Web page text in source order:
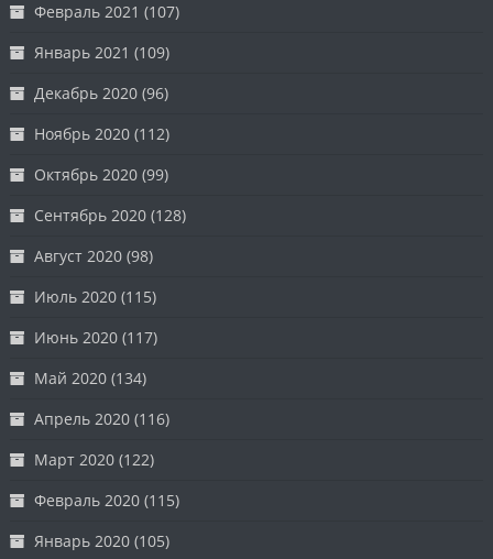
Февраль 2021 (107)
Январь 2021 (109)
Декабрь 2020 (96)
Ноябрь 2020 (112)
Октябрь 2020 (99)
Сентябрь 2020 (128)
Август 2020 (98)
Июль 2020 (115)
Июнь 2020 (117)
Май 2020 (134)
Апрель 2020 (116)
Март 2020 (122)
Февраль 2020 (115)
Январь 2020 (105)